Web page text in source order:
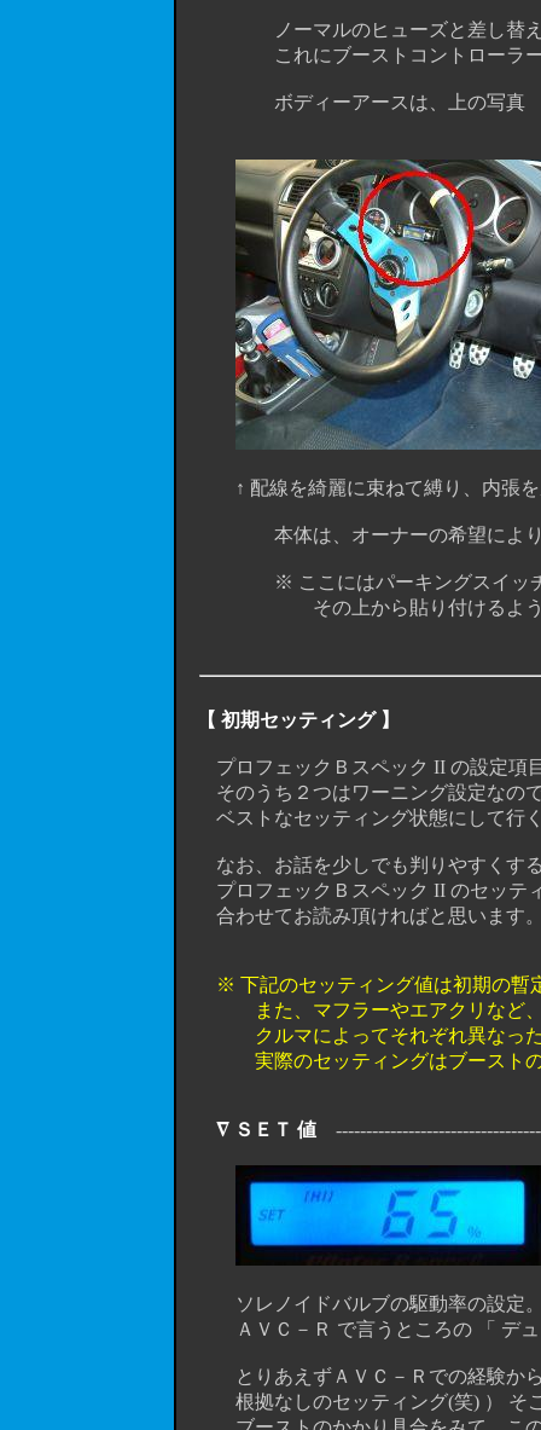
ノーマルのヒューズと差し替えて
これにブーストコントローラーの
ボディーアースは、上の写真 （
↑ 配線を綺麗に束ねて縛り、内張を
本体は、オーナーの希望によ
※ ここにはパーキングスイッチが
その上から貼り付けるように
【 初期セッティング 】
プロフェックＢスペック II の設定項
そのうち２つはワーニング設定なので
ベストなセッティング状態にして行
なお、お話を少しでも判りやすくする
プロフェックＢスペック II のセッティ
合わせてお読み頂ければと思います
※ 下記のセッティング値は初期の暫定
また、マフラーやエアクリなど、他
クルマによってそれぞれ異なった
実際のセッティングはブーストのか
∇ ＳＥＴ 値
ソレノイドバルブの駆動率の設定。
ＡＶＣ－Ｒ で言うところの 「 デュ
とりあえずＡＶＣ－Ｒでの経験から
根拠なしのセッティング(笑) ） そこ